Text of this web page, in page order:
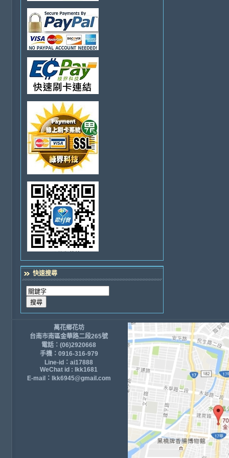
快速搜尋
萬花鄉花坊
台南市南區金華路二段265號
電話：(06)2920668
手機：0916-316-979
Line-id：ai17888
WeChat id : lkk1681
E-mail：lkk6945@gmail.com